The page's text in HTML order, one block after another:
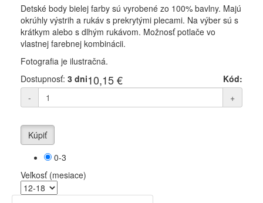
Detské body bielej farby sú vyrobené zo 100% bavlny. Majú
okrúhly výstrih a rukáv s prekrytými plecami. Na výber sú s
krátkym alebo s dlhým rukávom. Možnosť potlače vo
vlastnej farebnej kombinácii.
Fotografia je ilustračná.
Dostupnosť: 3 dni Kód:
10,15 €
- +
Kúpiť
0-3
Veľkosť (mesiace)